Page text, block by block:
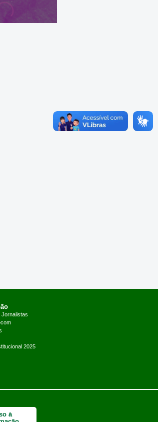
Jornalistas
2025
à